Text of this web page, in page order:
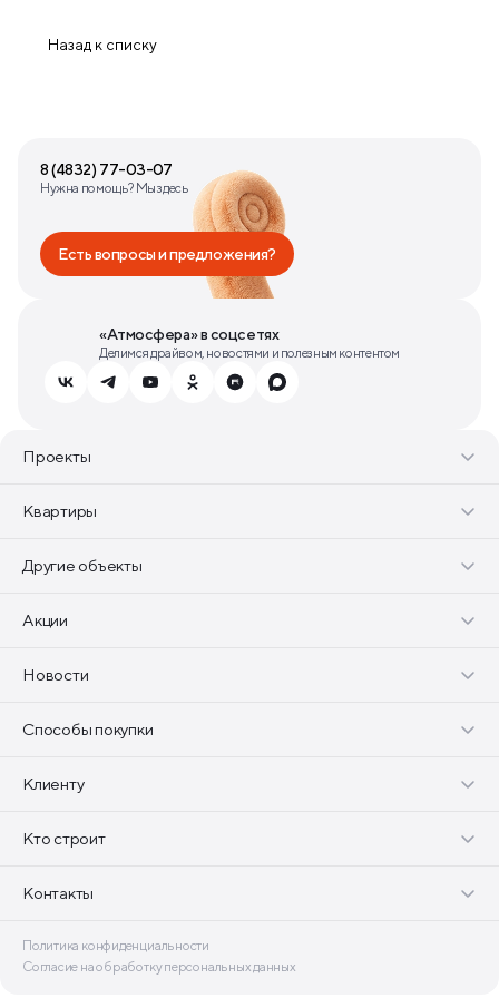
Назад к списку
8 (4832) 77-03-07
Нужна помощь? Мы здесь
Есть вопросы и предложения?
«Атмосфера» в соцсетях
Делимся драйвом, новостями и полезным контентом
Проекты
Квартиры
Другие объекты
Акции
Новости
Способы покупки
Клиенту
Кто строит
Контакты
Политика конфиденциальности
Согласие на обработку персональных данных